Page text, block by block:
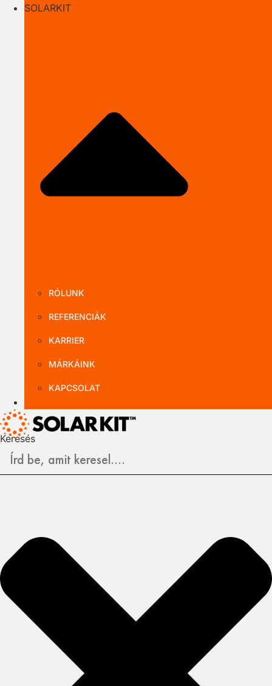
SOLARKIT
RÓLUNK
REFERENCIÁK
KARRIER
MÁRKÁINK
KAPCSOLAT
Keresés